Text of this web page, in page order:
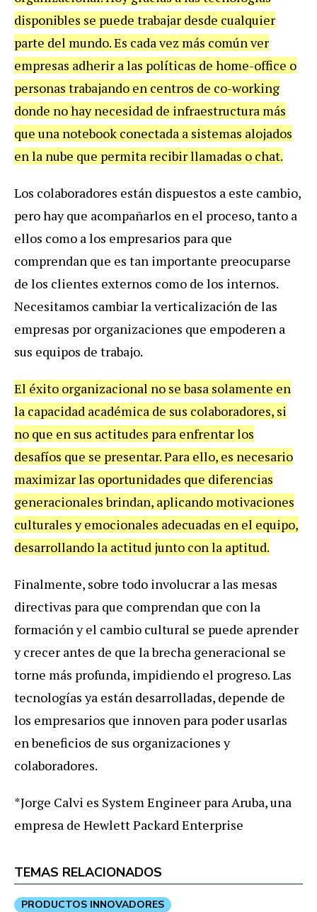
disponibles se puede trabajar desde cualquier
parte del mundo. Es cada vez más común ver
empresas adherir a las políticas de home-office o
personas trabajando en centros de co-working
donde no hay necesidad de infraestructura más
que una notebook conectada a sistemas alojados
en la nube que permita recibir llamadas o chat.
Los colaboradores están dispuestos a este cambio,
pero hay que acompañarlos en el proceso, tanto a
ellos como a los empresarios para que
comprendan que es tan importante preocuparse
de los clientes externos como de los internos.
Necesitamos cambiar la verticalización de las
empresas por organizaciones que empoderen a
sus equipos de trabajo.
El éxito organizacional no se basa solamente en
la capacidad académica de sus colaboradores, si
no que en sus actitudes para enfrentar los
desafíos que se presentar. Para ello, es necesario
maximizar las oportunidades que diferencias
generacionales brindan, aplicando motivaciones
culturales y emocionales adecuadas en el equipo,
desarrollando la actitud junto con la aptitud.
Finalmente, sobre todo involucrar a las mesas
directivas para que comprendan que con la
formación y el cambio cultural se puede aprender
y crecer antes de que la brecha generacional se
torne más profunda, impidiendo el progreso. Las
tecnologías ya están desarrolladas, depende de
los empresarios que innoven para poder usarlas
en beneficios de sus organizaciones y
colaboradores.
*Jorge Calvi es System Engineer para Aruba, una
empresa de Hewlett Packard Enterprise
TEMAS RELACIONADOS
PRODUCTOS INNOVADORES